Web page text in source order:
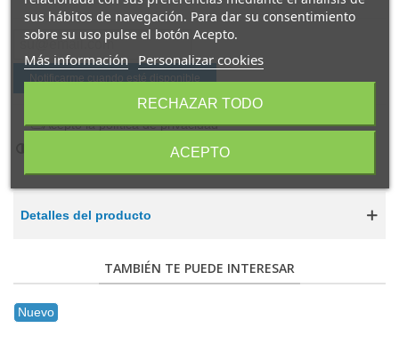
Notificarme cuando esté disponible
Acepto la política de privacidad *
Detalles del producto
TAMBIÉN TE PUEDE INTERESAR
Nuevo
sus hábitos de navegación. Para dar su consentimiento
sobre su uso pulse el botón Acepto.
Más información Personalizar cookies
RECHAZAR TODO
ACEPTO